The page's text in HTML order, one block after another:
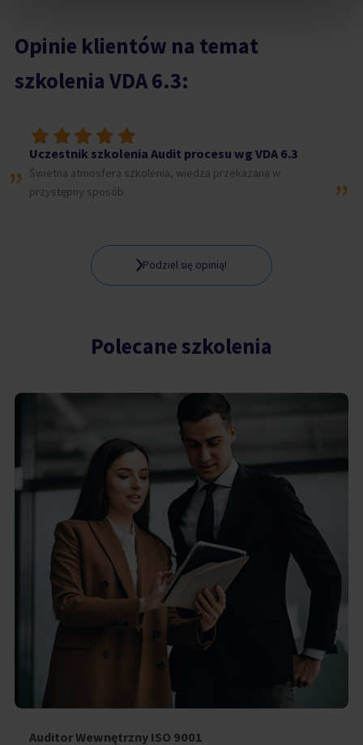
Opinie klientów na temat
szkolenia VDA 6.3:
Uczestnik szkolenia Audit procesu wg VDA 6.3
„
Świetna atmosfera szkolenia, wiedza przekazana w
przystępny sposób.
„
Podziel się opinią!
Polecane szkolenia
Auditor Wewnętrzny ISO 9001